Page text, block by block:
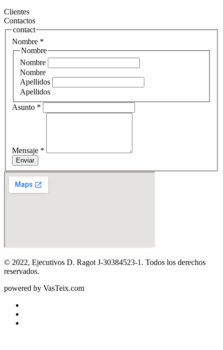
Clientes
Contactos
contact
Nombre *
Nombre
Nombre
Nombre
Apellidos
Apellidos
Asunto *
Mensaje *
Enviar
© 2022, Ejecutivos D. Ragot J-30384523-1. Todos los derechos
reservados.
powered by VasTeix.com